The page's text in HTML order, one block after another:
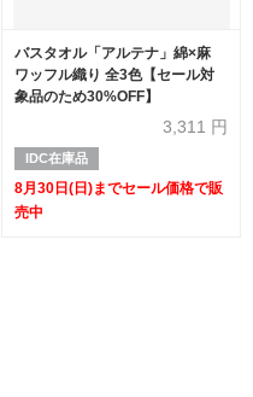
バスタオル「アルテナ」綿×麻
ワッフル織り 全3色【セール対
象品のため30%OFF】
3,311 円
IDC在庫品
8月30日(日)までセール価格で販
売中